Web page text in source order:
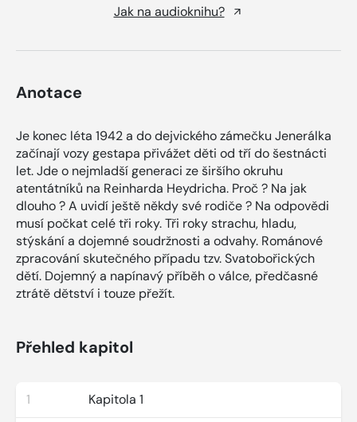
Jak na audioknihu?
Anotace
Je konec léta 1942 a do dejvického zámečku Jenerálka
začínají vozy gestapa přivážet děti od tří do šestnácti
let. Jde o nejmladší generaci ze širšího okruhu
atentátníků na Reinharda Heydricha. Proč ? Na jak
dlouho ? A uvidí ještě někdy své rodiče ? Na odpovědi
musí počkat celé tři roky. Tři roky strachu, hladu,
stýskání a dojemné soudržnosti a odvahy. Románové
zpracování skutečného případu tzv. Svatobořických
dětí. Dojemný a napínavý příběh o válce, předčasné
ztrátě dětství i touze přežít.
Přehled kapitol
1 Kapitola 1